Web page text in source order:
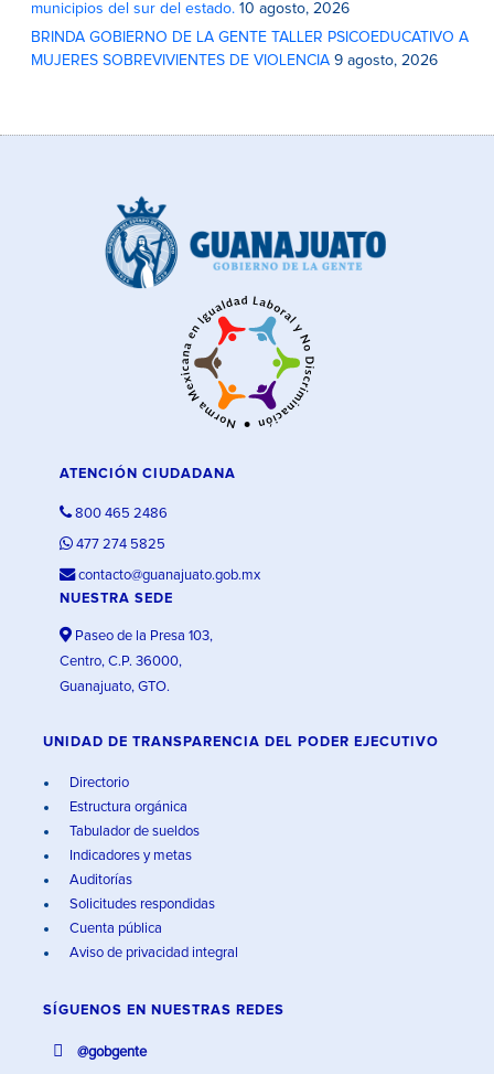
municipios del sur del estado. 10 agosto, 2026
BRINDA GOBIERNO DE LA GENTE TALLER PSICOEDUCATIVO A
MUJERES SOBREVIVIENTES DE VIOLENCIA 9 agosto, 2026
ATENCIÓN CIUDADANA
800 465 2486
477 274 5825
contacto@guanajuato.gob.mx
NUESTRA SEDE
Paseo de la Presa 103,
Centro, C.P. 36000,
Guanajuato, GTO.
UNIDAD DE TRANSPARENCIA DEL PODER EJECUTIVO
Directorio
Estructura orgánica
Tabulador de sueldos
Indicadores y metas
Auditorías
Solicitudes respondidas
Cuenta pública
Aviso de privacidad integral
SÍGUENOS EN NUESTRAS REDES
@gobgente